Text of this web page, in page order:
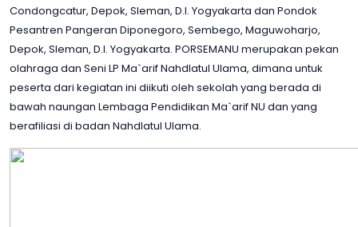
Condongcatur, Depok, Sleman, D.I. Yogyakarta dan Pondok
Pesantren Pangeran Diponegoro, Sembego, Maguwoharjo,
Depok, Sleman, D.I. Yogyakarta. PORSEMANU merupakan pekan
olahraga dan Seni LP Ma`arif Nahdlatul Ulama, dimana untuk
peserta dari kegiatan ini diikuti oleh sekolah yang berada di
bawah naungan Lembaga Pendidikan Ma`arif NU dan yang
berafiliasi di badan Nahdlatul Ulama.